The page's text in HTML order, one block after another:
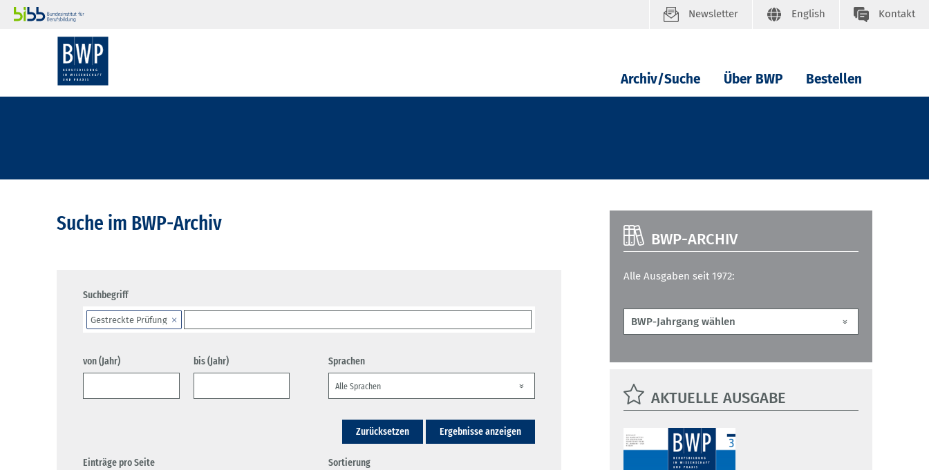
Newsletter English Kontakt
Archiv/Suche Über BWP Bestellen
Suche im BWP-Archiv
Suchbegriff
Gestreckte Prüfung
von (Jahr) bis (Jahr) Sprachen
Zurücksetzen Ergebnisse anzeigen
Einträge pro Seite Sortierung
BWP-ARCHIV
Alle Ausgaben seit 1972:
AKTUELLE AUSGABE